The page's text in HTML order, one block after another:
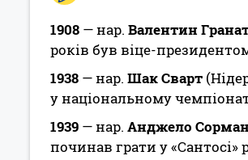
1908 — нар. Валентин
років був віце-
1938 — нар. Шак Сварт
у національному
1939 — нар. Анджело
починав грати у «Сантосі»